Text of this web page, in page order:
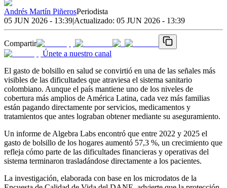
Andrés Martín PiñerosPeriodista
05 JUN 2026 - 13:39|Actualizado: 05 JUN 2026 - 13:39
Compartir
Únete a nuestro canal
El gasto de bolsillo en salud se convirtió en una de las señales más
visibles de las dificultades que atraviesa el sistema sanitario
colombiano. Aunque el país mantiene uno de los niveles de
cobertura más amplios de América Latina, cada vez más familias
están pagando directamente por servicios, medicamentos y
tratamientos que antes lograban obtener mediante su aseguramiento.
Un informe de Algebra Labs encontró que entre 2022 y 2025 el
gasto de bolsillo de los hogares aumentó 57,3 %, un crecimiento que
refleja cómo parte de las dificultades financieras y operativas del
sistema terminaron trasladándose directamente a los pacientes.
La investigación, elaborada con base en los microdatos de la